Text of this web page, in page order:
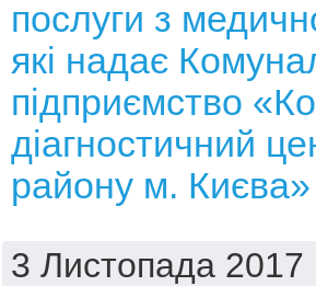
послуги з
які надає
підприємство
діагностичний
району м. Києва»
3 Листопада 2017